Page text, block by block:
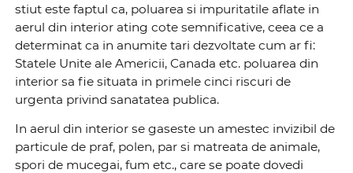
stiut este faptul ca, poluarea si impuritatile aflate in
aerul din interior ating cote semnificative, ceea ce a
determinat ca in anumite tari dezvoltate cum ar fi:
Statele Unite ale Americii, Canada etc. poluarea din
interior sa fie situata in primele cinci riscuri de
urgenta privind sanatatea publica.
In aerul din interior se gaseste un amestec invizibil de
particule de praf, polen, par si matreata de animale,
spori de mucegai, fum etc., care se poate dovedi